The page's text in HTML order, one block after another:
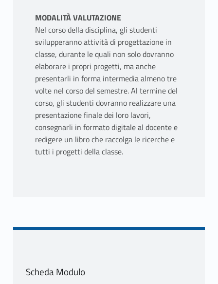
MODALITÀ VALUTAZIONE
Nel corso della disciplina, gli studenti
svilupperanno attività di progettazione in
classe, durante le quali non solo dovranno
elaborare i propri progetti, ma anche
presentarli in forma intermedia almeno tre
volte nel corso del semestre. Al termine del
corso, gli studenti dovranno realizzare una
presentazione finale dei loro lavori,
consegnarli in formato digitale al docente e
redigere un libro che raccolga le ricerche e
tutti i progetti della classe.
Scheda Modulo